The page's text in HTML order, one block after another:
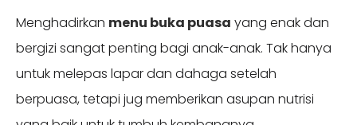
Menghadirkan menu buka puasa yang enak dan
bergizi sangat penting bagi anak-anak. Tak hanya
untuk melepas lapar dan dahaga setelah
berpuasa, tetapi jug memberikan asupan nutrisi